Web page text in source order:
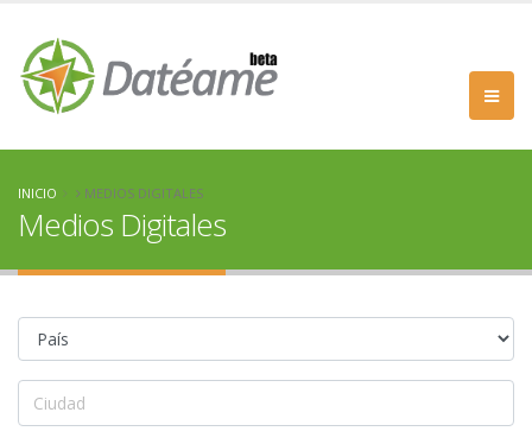
INICIO MEDIOS DIGITALES
Medios Digitales